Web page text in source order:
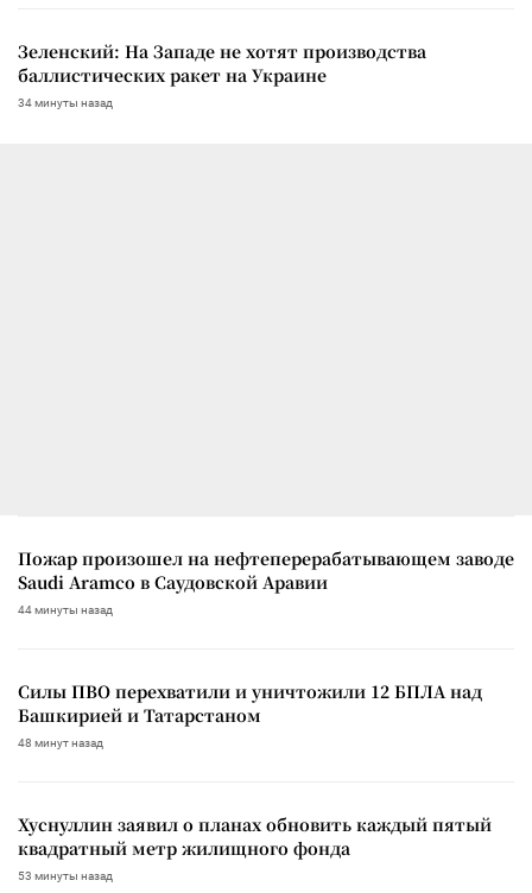
Зеленский: На Западе не хотят производства
баллистических ракет на Украине
34 минуты назад
Пожар произошел на нефтеперерабатывающем заводе
Saudi Aramco в Саудовской Аравии
44 минуты назад
Силы ПВО перехватили и уничтожили 12 БПЛА над
Башкирией и Татарстаном
48 минут назад
Хуснуллин заявил о планах обновить каждый пятый
квадратный метр жилищного фонда
53 минуты назад